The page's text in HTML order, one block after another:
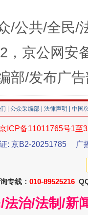
今
/公共/全民/
，京公网安
部/发布广
公众采编部 法律声明 | 中国
ICP备11011765号1至
: 京B2-20251785
广
专线： 010-89525216
治/法制/新